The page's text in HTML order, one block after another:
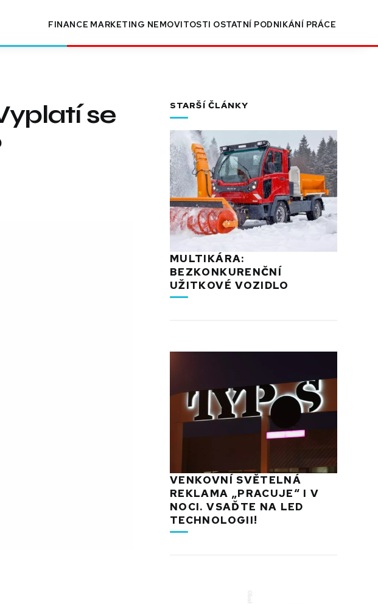
FINANCE MARKETING NEMOVITOSTI OSTATNÍ PODNIKÁNÍ PRÁCE
se
STARŠÍ ČLÁNKY
MULTIKÁRA:
BEZKONKURENČNÍ
UŽITKOVÉ VOZIDLO
VENKOVNÍ SVĚTELNÁ
REKLAMA „PRACUJE“ I V
NOCI. VSAĎTE NA LED
TECHNOLOGII!